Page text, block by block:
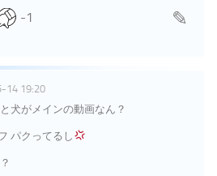
-1
14 19:20
犬がメインの動画なん？
パクってるし